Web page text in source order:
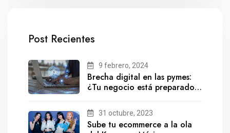
Post Recientes
9 febrero, 2024
Brecha digital en las pymes:
¿Tu negocio está preparado
31 octubre, 2023
Sube tu ecommerce a la ola